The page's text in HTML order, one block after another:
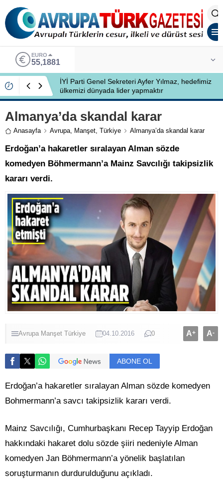
EURO
55,1881
İYİ Parti Genel Sekreteri Ayfer Yılmaz, hedefimiz
ülkemizi dünyada lider yapmaktır
Almanya’da skandal karar
Anasayfa Avrupa, Manşet, Türkiye Almanya’da skandal karar
Erdoğan’a hakaretler sıralayan Alman sözde
komedyen Böhmermann’a Mainz Savcılığı takipsizlik
kararı verdi.
Avrupa Manşet Türkiye 04.10.2016 0 A+ A-
ABONE OL
Erdoğan’a hakaretler sıralayan Alman sözde komedyen
Bohmermann’a savcı takipsizlik kararı verdi.
Mainz Savcılığı, Cumhurbaşkanı Recep Tayyip Erdoğan
hakkındaki hakaret dolu sözde şiiri nedeniyle Alman
komedyen Jan Böhmermann’a yönelik başlatılan
soruşturmanın durdurulduğunu açıkladı.